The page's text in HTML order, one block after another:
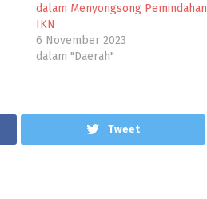
dalam Menyongsong Pemindahan
IKN
6 November 2023
dalam "Daerah"
Tweet